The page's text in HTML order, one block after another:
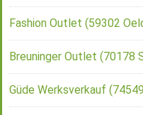
Fashion Outlet (59302
Breuninger Outlet (70178
Güde Werksverkauf